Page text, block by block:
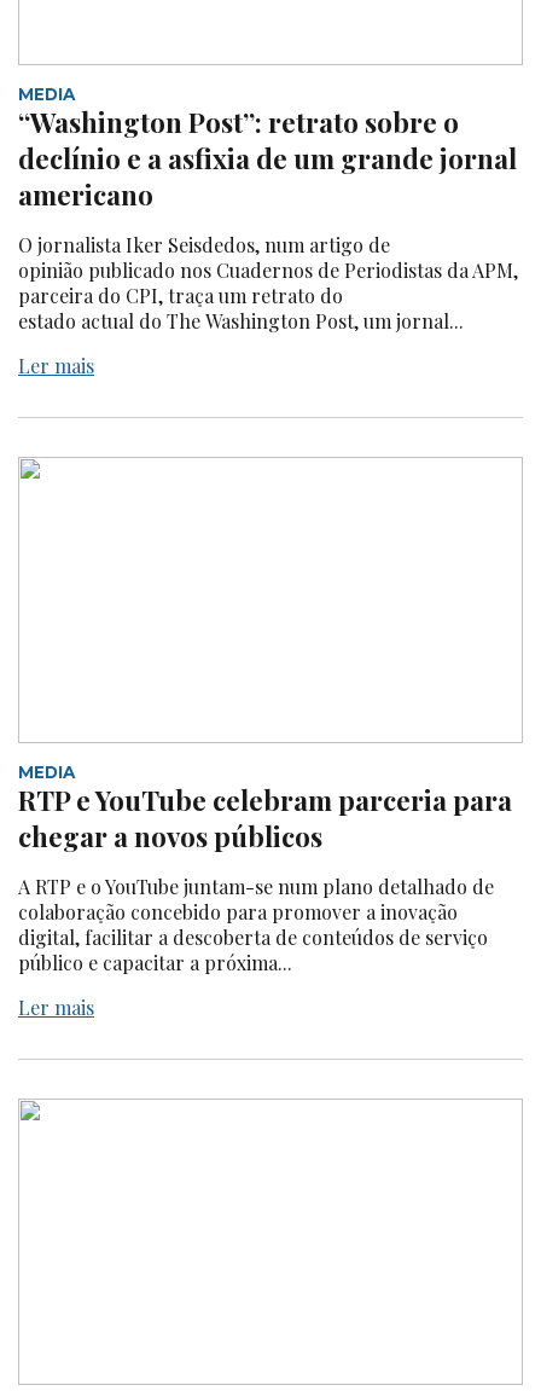
MEDIA
“Washington Post”: retrato sobre o
declínio e a asfixia de um grande jornal
americano
O jornalista Iker Seisdedos, num artigo de
opinião publicado nos Cuadernos de Periodistas da APM,
parceira do CPI, traça um retrato do
estado actual do The Washington Post, um jornal...
Ler mais
MEDIA
RTP e YouTube celebram parceria para
chegar a novos públicos
A RTP e o YouTube juntam-se num plano detalhado de
colaboração concebido para promover a inovação
digital, facilitar a descoberta de conteúdos de serviço
público e capacitar a próxima...
Ler mais